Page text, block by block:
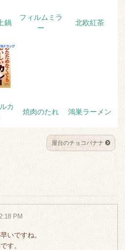
鍋
フィルムミラ
ー
北欧紅茶
カ
焼肉のたれ 鴻巣ラーメン
屋台のチョコバナナ
PM
いですね。
す。